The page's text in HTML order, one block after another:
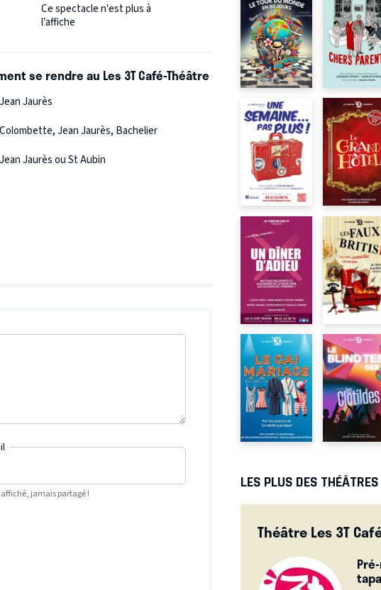
Ce spectacle n'est plus à
l’affiche
se rendre au Les 3T Café-Théâtre
Jean Jaurès
Colombette, Jean Jaurès, Bachelier
Jean Jaurès ou St Aubin
jamais partagé !
LES PLUS DES
Théâtre Les 3T